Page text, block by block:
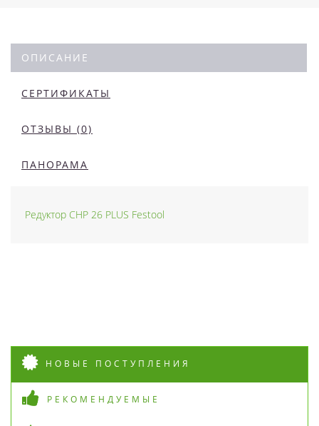
ОПИСАНИЕ
СЕРТИФИКАТЫ
ОТЗЫВЫ (0)
ПАНОРАМА
Редуктор CHP 26 PLUS Festool
НОВЫЕ ПОСТУПЛЕНИЯ
РЕКОМЕНДУЕМЫЕ